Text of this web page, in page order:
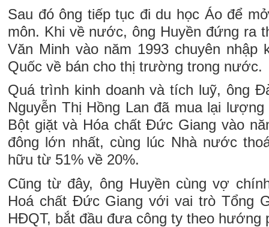
Sau đó ông tiếp tục đi du học Áo để
môn. Khi về nước, ông Huyền đứng ra
Văn Minh vào năm 1993 chuyên nhập
Quốc về bán cho thị trường trong nước.
Quá trình kinh doanh và tích luỹ, ông
Nguyễn Thị Hồng Lan đã mua lại
Bột giặt và Hóa chất Đức Giang vào
đông lớn nhất, cùng lúc Nhà nước
hữu từ 51% về 20%.
Cũng từ đây, ông Huyền cùng vợ
Hoá chất Đức Giang với vai trò Tổng
HĐQT, bắt đầu đưa công ty theo